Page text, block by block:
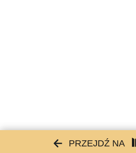
PRZEJDŹ NA